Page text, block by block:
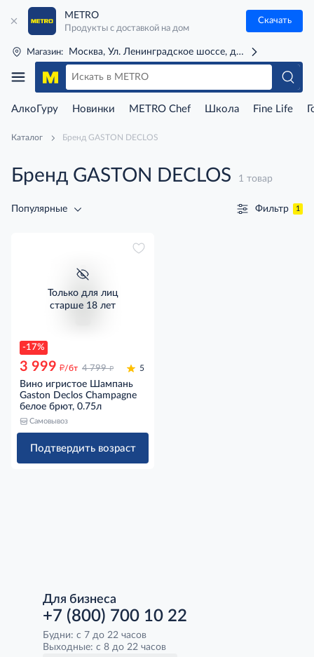
METRO
Продукты с доставкой на дом
Скачать
Магазин: Москва, Ул. Ленинградское шоссе, д. 71Г (м. Речной
АлкоГуру Новинки METRO Chef Школа Fine Life
Каталог Бренд GASTON DECLOS
Бренд GASTON DECLOS 1 товар
Популярные Фильтр 1
-17%
Только для лиц
старше 18 лет
3 999 д/бт 4 799 д 5
Вино игристое Шампань
Gaston Declos Champagne
белое брют, 0.75л
Самовывоз
Подтвердить возраст
Для бизнеса
+7 (800) 700 10 22
Будни: с 7 до 22 часов
Выходные: с 8 до 22 часов